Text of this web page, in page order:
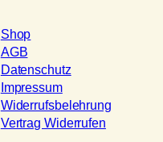
Shop
AGB
Datenschutz
Impressum
Widerrufsbelehrung
Vertrag Widerrufen